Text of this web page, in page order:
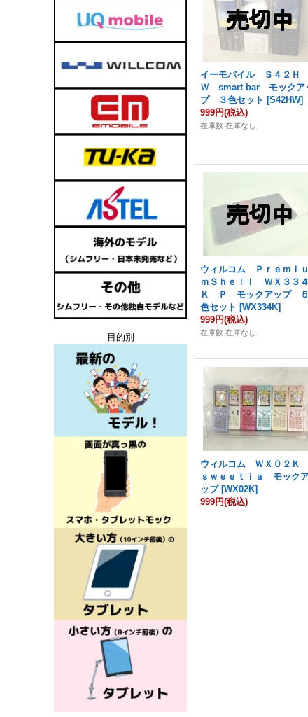
目的別
イーモバイル Ｓ４２Ｈ
Ｗ smart bar モックア
プ ３色セット [S42HW]
999円(税込)
在庫数 在庫なし
ウィルコム Ｐｒｅｍｉｕ
ｍＳｈｅｌｌ ＷＸ３３４
Ｋ Ｐ モックアップ ５
色セット [WX334K]
999円(税込)
在庫数 在庫なし
ウィルコム ＷＸ０２Ｋ
ｓｗｅｅｔｉａ モック
ップ [WX02K]
999円(税込)